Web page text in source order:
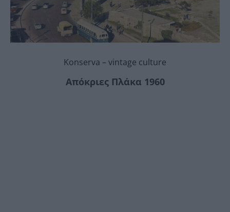
Konserva – vintage culture
ΑπόκριεςΠλάκα 1960